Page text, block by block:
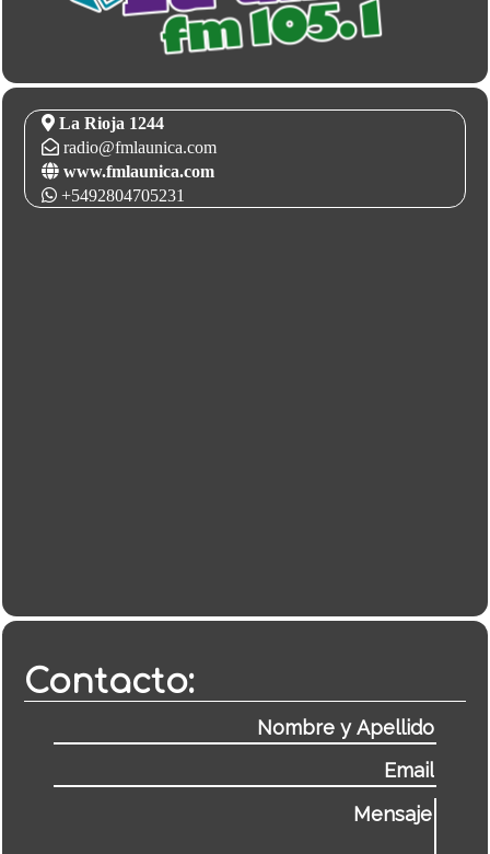
La Rioja 1244
radio@fmlaunica.com
www.fmlaunica.com
+5492804705231
Contacto: